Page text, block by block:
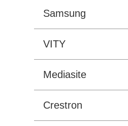
Samsung
VITY
Mediasite
Crestron